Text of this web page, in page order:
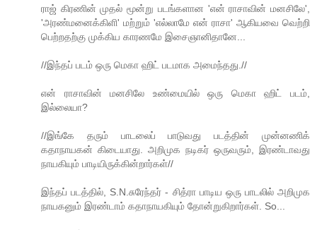
ராஜ் கிரணின் முதல் மூன்று படங்களான 'என் ராசாவின் மனசிலே',
'அரண்மனைக்கிளி' மற்றும் 'எல்லாமே என் ராசா' ஆகியவை வெற்றி
பெற்றதற்கு முக்கிய காரணமே இசைஞானிதானே...
//இந்தப் படம் ஒரு மெகா ஹிட் படமாக அமைந்தது.//
என் ராசாவின் மனசிலே உண்மையில் ஒரு மெகா ஹிட் படம்,
இல்லையா?
//இங்கே தரும் பாடலைப் பாடுவது படத்தின் முன்னணிக்
கதாநாயகன் கிடையாது. அறிமுக நடிகர் ஒருவரும், இரண்டாவது
நாயகியும் பாடியிருக்கின்றார்கள்//
இந்தப் படத்தில், S.N.சுரேந்தர் - சித்ரா பாடிய ஒரு பாடலில் அறிமுக
நாயகனும் இரண்டாம் கதாநாயகியும் தோன்றுகிறார்கள். So...